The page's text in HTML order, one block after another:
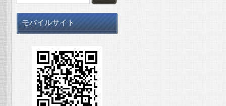
モバイルサイト